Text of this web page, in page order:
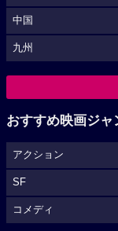
中国
九州
おすすめ映画ジャ
アクション
SF
コメディ